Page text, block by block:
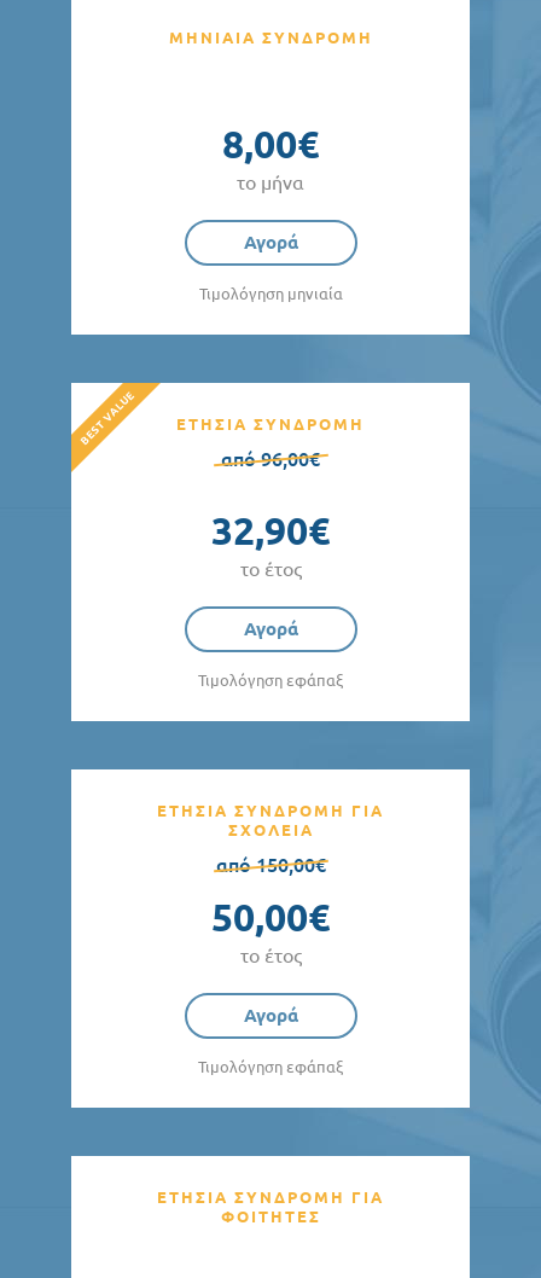
ΜΗΝΙΑΙΑ ΣΥΝΔΡΟΜΗ
8,00€
το μήνα
Αγορά
Τιμολόγηση μηνιαία
ΕΤΗΣΙΑ ΣΥΝΔΡΟΜΗ
από 96,00€
32,90€
το έτος
Αγορά
Τιμολόγηση εφάπαξ
ΕΤΗΣΙΑ ΣΥΝΔΡΟΜΗ ΓΙΑ
ΣΧΟΛΕΙΑ
από 150,00€
50,00€
το έτος
Αγορά
Τιμολόγηση εφάπαξ
ΕΤΗΣΙΑ ΣΥΝΔΡΟΜΗ ΓΙΑ
ΦΟΙΤΗΤΕΣ